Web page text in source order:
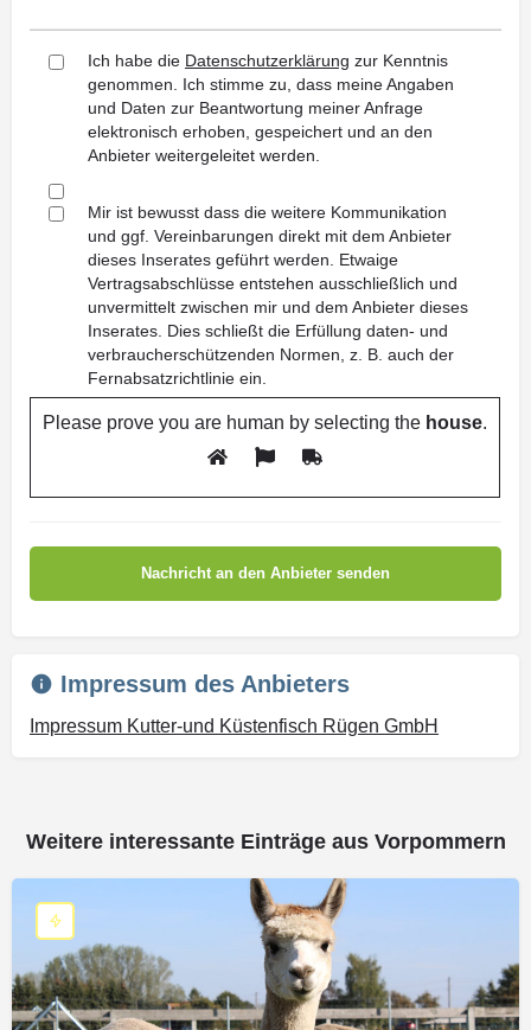
Ich habe die Datenschutzerklärung zur Kenntnis
genommen. Ich stimme zu, dass meine Angaben
und Daten zur Beantwortung meiner Anfrage
elektronisch erhoben, gespeichert und an den
Anbieter weitergeleitet werden.
Mir ist bewusst dass die weitere Kommunikation
und ggf. Vereinbarungen direkt mit dem Anbieter
dieses Inserates geführt werden. Etwaige
Vertragsabschlüsse entstehen ausschließlich und
unvermittelt zwischen mir und dem Anbieter dieses
Inserates. Dies schließt die Erfüllung daten- und
verbraucherschützenden Normen, z. B. auch der
Fernabsatzrichtlinie ein.
Please prove you are human by selecting the house.
Impressum des Anbieters
Impressum Kutter-und Küstenfisch Rügen GmbH
Weitere interessante Einträge aus Vorpommern